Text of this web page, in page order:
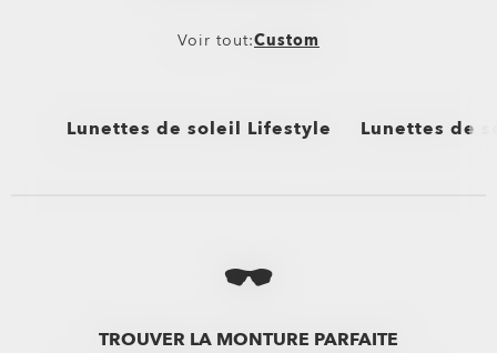
Voir tout:Custom
Lunettes de soleil Lifestyle Lunettes de
TROUVER LA MONTURE PARFAITE